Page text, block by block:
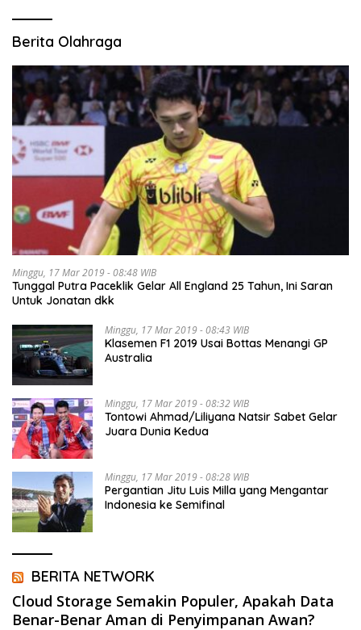
Berita Olahraga
Minggu, 17 Mar 2019 - 08:48 WIB
Tunggal Putra Paceklik Gelar All England 25 Tahun, Ini Saran
Untuk Jonatan dkk
Minggu, 17 Mar 2019 - 08:43 WIB
Klasemen F1 2019 Usai Bottas Menangi GP
Australia
Minggu, 17 Mar 2019 - 08:32 WIB
Tontowi Ahmad/Liliyana Natsir Sabet Gelar
Juara Dunia Kedua
Minggu, 17 Mar 2019 - 08:28 WIB
Pergantian Jitu Luis Milla yang Mengantar
Indonesia ke Semifinal
BERITA NETWORK
Cloud Storage Semakin Populer, Apakah Data
Benar-Benar Aman di Penyimpanan Awan?